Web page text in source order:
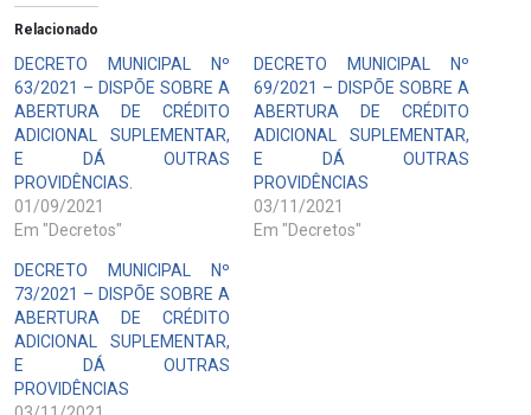
Relacionado
DECRETO MUNICIPAL Nº
63/2021 – DISPÕE SOBRE A
ABERTURA DE CRÉDITO
ADICIONAL SUPLEMENTAR,
E DÁ OUTRAS
PROVIDÊNCIAS.
01/09/2021
Em "Decretos"
DECRETO MUNICIPAL Nº
69/2021 – DISPÕE SOBRE A
ABERTURA DE CRÉDITO
ADICIONAL SUPLEMENTAR,
E DÁ OUTRAS
PROVIDÊNCIAS
03/11/2021
Em "Decretos"
DECRETO MUNICIPAL Nº
73/2021 – DISPÕE SOBRE A
ABERTURA DE CRÉDITO
ADICIONAL SUPLEMENTAR,
E DÁ OUTRAS
PROVIDÊNCIAS